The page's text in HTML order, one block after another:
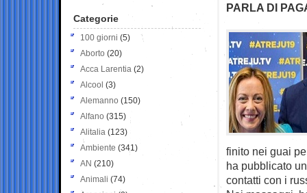
PARLA DI
finito nei guai
ha pubblicato
contatti con i
Categorie
100 giorni (5)
Aborto (20)
Acca Larentia (2)
Alcool (3)
Alemanno (150)
Alfano (315)
Alitalia (123)
Ambiente (341)
AN (210)
Animali (74)